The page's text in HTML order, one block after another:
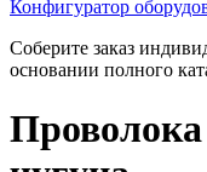
Конфигуратор
Соберите заказ
основании полного